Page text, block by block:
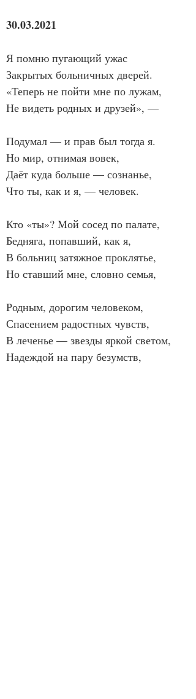
30.03.2021
Я помню пугающий ужас
Закрытых больничных дверей.
«Теперь не пойти мне по лужам,
Не видеть родных и друзей», —
Подумал — и прав был тогда я.
Но мир, отнимая вовек,
Даёт куда больше — сознанье,
Что ты, как и я, — человек.
Кто «ты»? Мой сосед по палате,
Бедняга, попавший, как я,
В больниц затяжное проклятье,
Но ставший мне, словно семья,
Родным, дорогим человеком,
Спасением радостных чувств,
В леченье — звезды яркой светом,
Надеждой на пару безумств,